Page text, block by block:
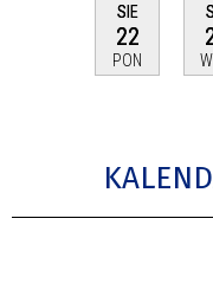
SIE
22
PON